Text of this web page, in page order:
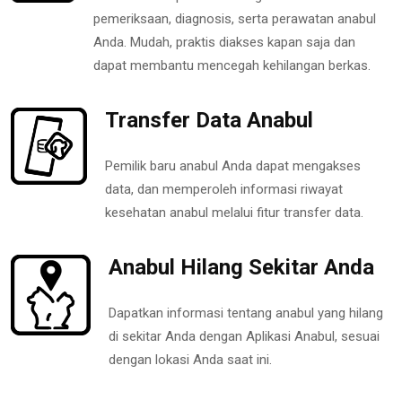
pemeriksaan, diagnosis, serta perawatan anabul
Anda. Mudah, praktis diakses kapan saja dan
dapat membantu mencegah kehilangan berkas.
Transfer Data Anabul
Pemilik baru anabul Anda dapat mengakses
data, dan memperoleh informasi riwayat
kesehatan anabul melalui fitur transfer data.
Anabul Hilang Sekitar Anda
Dapatkan informasi tentang anabul yang hilang
di sekitar Anda dengan Aplikasi Anabul, sesuai
dengan lokasi Anda saat ini.